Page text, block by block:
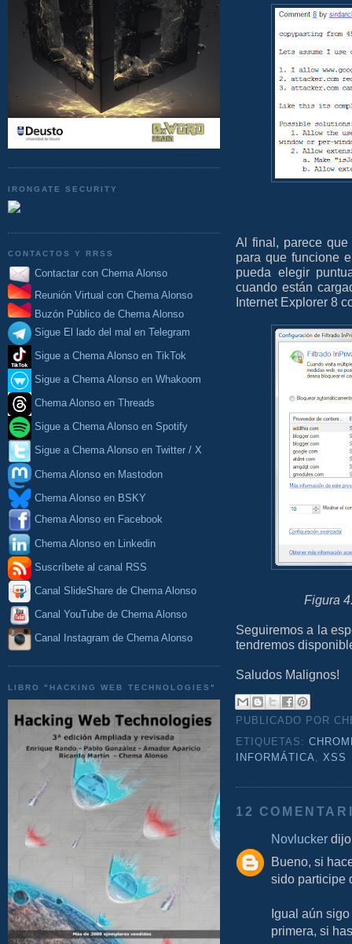
IRONGATE SECURITY
CONTACTOS Y RRSS
Contactar con Chema Alonso
Reunión Virtual con Chema Alonso
Buzón Público de Chema Alonso
Sigue El lado del mal en Telegram
Sigue a Chema Alonso en TikTok
Sigue a Chema Alonso en Whakoom
Chema Alonso en Threads
Sigue a Chema Alonso en Spotify
Sigue a Chema Alonso en Twitter / X
Chema Alonso en Mastodon
Chema Alonso en BSKY
Chema Alonso en Facebook
Chema Alonso en Linkedin
Suscríbete al canal RSS
Canal SlideShare de Chema Alonso
Canal YouTube de Chema Alonso
Canal Instagram de Chema Alonso
LIBRO "HACKING WEB TECHNOLOGIES"
Al final, parece
para que funcione
pueda elegir
cuando están
Internet Explorer 8
Figura
Seguiremos a la
tendremos
Saludos Malignos!
PUBLICADO POR
ETIQUETAS:
INFORMÁTICA,XSS
12
Novlucker
Bueno, si
sido participe
Igual aún
primera, si